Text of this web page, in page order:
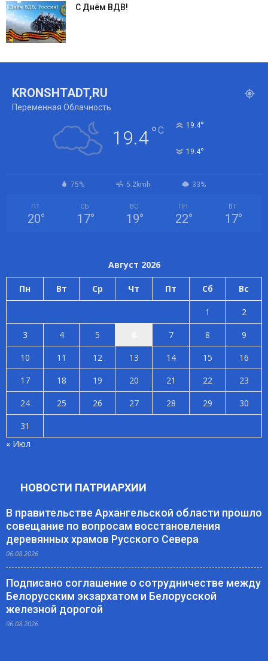
С Днём ВДВ!
KRONSHTADT,RU
Переменная Облачность
19.4°C 19.4°
19.4°
75% 5.2kmh 33%
ПТ
20°
СБ
17°
ВС
19°
ПН
22°
ВТ
17°
Август 2026
Пн Вт Ср Чт Пт Сб Вс
1
2
3
4 5 7 8
9
10
11 12 13 14 15
16
17
18 19 20 21 22
23
24
25 26 27 28 29
30
31
« Июл
НОВОСТИ ПАТРИАРХИИ
В правительстве Архангельской области прошло
совещание по вопросам восстановления
деревянных храмов Русского Севера
06.08.2026
Подписано соглашение о сотрудничестве между
Белорусским экзархатом и Белорусской
железной дорогой
06.08.2026